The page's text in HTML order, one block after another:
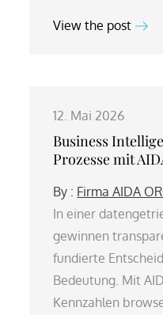
View the post
12. Mai 2026
Business
Prozesse mit
By : Firma AIDA
In einer
gewinnen
fundierte
Bedeutung. Mit
Kennzahlen